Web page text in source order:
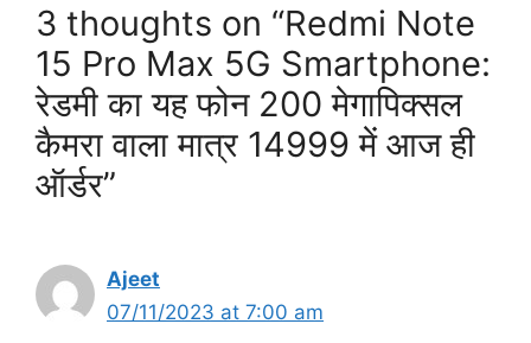
3 thoughts on “Redmi Note
15 Pro Max 5G Smartphone:
रेडमी का यह फोन 200 मेगापिक्सल
कैमरा वाला मात्र 14999 में आज ही
ऑर्डर”
Ajeet
07/11/2023 at 7:00 am